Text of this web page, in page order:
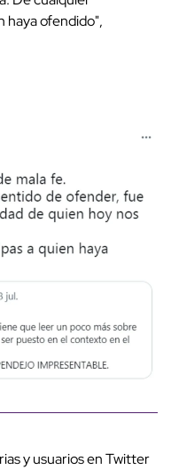
haya ofendido",
y usuarios en Twitter